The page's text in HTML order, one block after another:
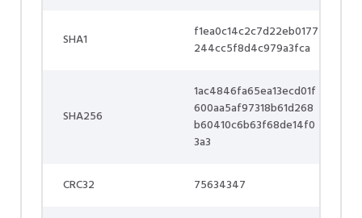
SHA1
f1ea0c14c2c7d22eb0177
244cc5f8d4c979a3fca
SHA256
1ac4846fa65ea13ecd01f
600aa5af97318b61d268
b60410c6b63f68de14f0
3a3
CRC32 75634347